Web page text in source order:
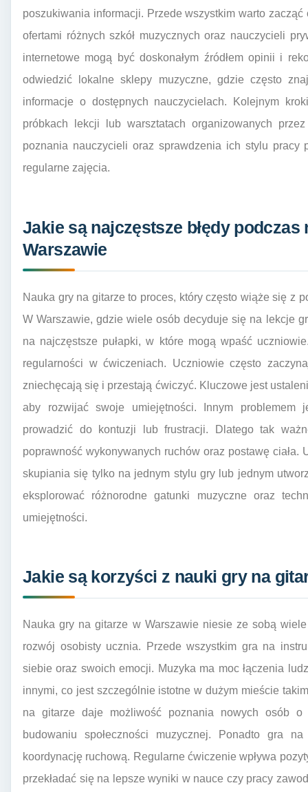
poszukiwania informacji. Przede wszystkim warto
ofertami różnych szkół muzycznych oraz nauczycieli
internetowe mogą być doskonałym źródłem opinii i
odwiedzić lokalne sklepy muzyczne, gdzie często
informacje o dostępnych nauczycielach. Kolejnym
próbkach lekcji lub warsztatach organizowanych
poznania nauczycieli oraz sprawdzenia ich stylu
regularne zajęcia.
Jakie są najczęstsze błędy
Warszawie
Nauka gry na gitarze to proces, który często wiąże się z
W Warszawie, gdzie wiele osób decyduje się na lekcje
na najczęstsze pułapki, w które mogą wpaść
regularności w ćwiczeniach. Uczniowie często
zniechęcają się i przestają ćwiczyć. Kluczowe jest
aby rozwijać swoje umiejętności. Innym problemem
prowadzić do kontuzji lub frustracji. Dlatego tak
poprawność wykonywanych ruchów oraz postawę
skupiania się tylko na jednym stylu gry lub jednym
eksplorować różnorodne gatunki muzyczne oraz
umiejętności.
Jakie są korzyści z nauki gry na
Nauka gry na gitarze w Warszawie niesie ze sobą
rozwój osobisty ucznia. Przede wszystkim gra na
siebie oraz swoich emocji. Muzyka ma moc łączenia
innymi, co jest szczególnie istotne w dużym mieście
na gitarze daje możliwość poznania nowych osób o
budowaniu społeczności muzycznej. Ponadto gra
koordynację ruchową. Regularne ćwiczenie wpływa
przekładać się na lepsze wyniki w nauce czy pracy